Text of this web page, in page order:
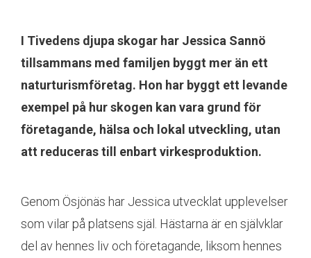
I Tivedens djupa skogar har Jessica Sannö
tillsammans med familjen byggt mer än ett
naturturismföretag. Hon har byggt ett levande
exempel på hur skogen kan vara grund för
företagande, hälsa och lokal utveckling, utan
att reduceras till enbart virkesproduktion.
Genom Ösjönäs har Jessica utvecklat upplevelser
som vilar på platsens själ. Hästarna är en självklar
del av hennes liv och företagande, liksom hennes